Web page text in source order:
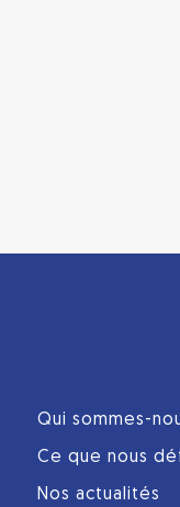
Qui sommes-
Ce que nous
Nos actualités